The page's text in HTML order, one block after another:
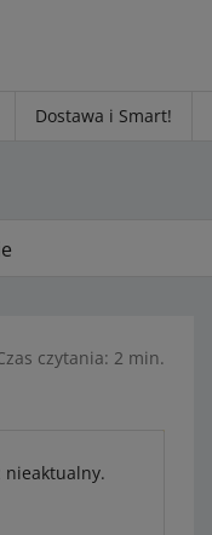
Dostawa i Smart!
czytania: 2 min.
nieaktualny.